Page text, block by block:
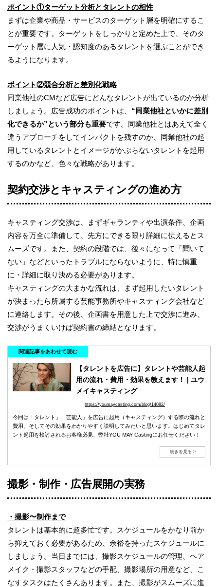
ポイント①ターゲット分析とタレントの相性
まずは企業や商品・サービスのターゲット層を明確にするこ
とが重要です。ターゲットをしっかりと定めた上で、そのタ
ーゲット層に人気・認知度のあるタレントを選ぶことができ
るようになります。
ポイント②競合分析と差別化戦略
同業他社のCMなど広告にどんなタレントが出ているのか分析
しましょう。広告成功のポイントは、 “同業他社といかに差別
化できるか”という部分も重要です。同業他社とはあえて全く
違うアプローチをしてインパクトを残すのか、同業他社の起
用しているタレントとイメージがかぶらないタレントを起用
するのかなど、色々な戦略があります。
契約交渉とキャスティングの進め方
キャスティング交渉は、まずギャランティや出演条件、企画
内容を万全に準備して、先方にできる限り詳細に伝えるとス
ムーズです。また、契約の段階では、後々になって「聞いて
ない」などといったトラブルにならないように、特に慎重
に・詳細に取り決める必要があります。
キャスティングの大まかな流れは、まず起用したいタレント
が決まったら所属する芸能事務所やキャスティング会社など
に連絡します。その後、企画書を用意した上で交渉に進み、
交渉がうまくいけば契約書の締結となります。
関連記事をあわせて読む
【タレントを広告に】タレントや芸能人起
用の流れ・費用・効果を教えます！ | ユウ
メイキャスティング
https://youmaycasting.com/blog/14082/
今回は「タレント」「芸能人」を広告に起用（キャスティング）する際の流れと
費用、そしてその効果をわかりやすく説明してみたいと思います。はじめてタレ
ント起用を検討されるお客様必見、弊社YOU MAY Castingにお任せください！
続きを見る >
撮影・制作・広告展開の実務
・撮影〜制作まで
タレントは基本的に超多忙です。スケジュールをかなり前か
ら抑えておく必要があるため、余裕を持ったスケジュールに
しましょう。当日までには、撮影スケジュールの管理、ヘア
メイク・撮影スタッフなどの手配、撮影場所の用意など、こ
なすタスクはたくさんあります。また、撮影がスムーズに進